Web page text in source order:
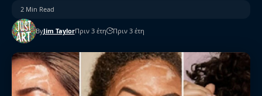
ByJim TaylorΠριν 3 έτη Πριν 3 έτη
2 Min Read